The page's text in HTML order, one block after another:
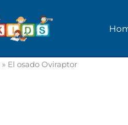
» El osado Oviraptor